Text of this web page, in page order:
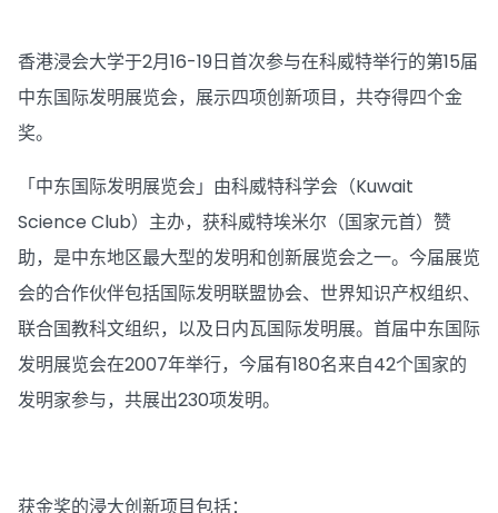
香港浸会大学于2月16-19日首次参与在科威特举行的第15届
中东国际发明展览会，展示四项创新项目，共夺得四个金
奖。
「中东国际发明展览会」由科威特科学会（Kuwait
Science Club）主办，获科威特埃米尔（国家元首）赞
助，是中东地区最大型的发明和创新展览会之一。今届展览
会的合作伙伴包括国际发明联盟协会、世界知识产权组织、
联合国教科文组织，以及日内瓦国际发明展。首届中东国际
发明展览会在2007年举行，今届有180名来自42个国家的
发明家参与，共展出230项发明。
获金奖的浸大创新项目包括：